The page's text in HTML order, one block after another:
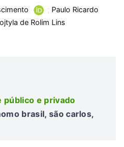
; Paulo Ricardo
de Rolim Lins
público e privado
brasil, são carlos,